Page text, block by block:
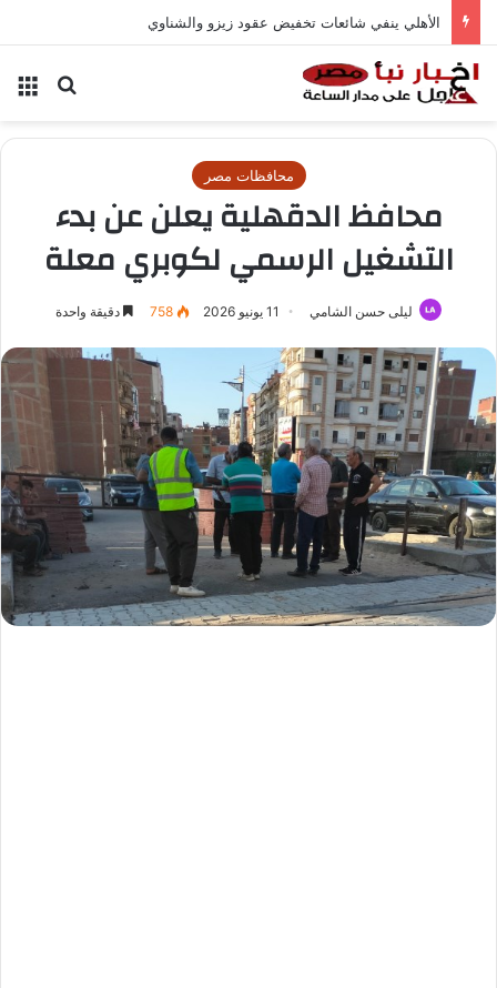
الأهلي ينفي شائعات تخفيض عقود زيزو والشناوي
بحث
محافظات مصر
محافظ الدقهلية يعلن عن بدء
التشغيل الرسمي لكوبري معلة
ليلى حسن الشامي 11 يونيو 2026 758 دقيقة واحدة